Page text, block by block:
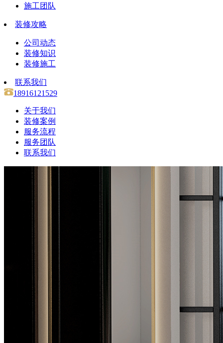
施工团队
装修攻略
公司动态
装修知识
装修施工
联系我们
18916121529
关于我们
装修案例
服务流程
服务团队
联系我们